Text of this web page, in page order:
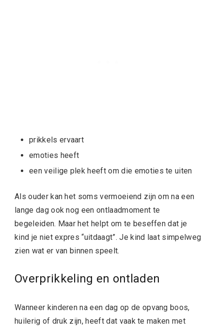
prikkels ervaart
emoties heeft
een veilige plek heeft om die emoties te uiten
Als ouder kan het soms vermoeiend zijn om na een
lange dag ook nog een ontlaadmoment te
begeleiden. Maar het helpt om te beseffen dat je
kind je niet expres “uitdaagt”. Je kind laat simpelweg
zien wat er van binnen speelt.
Overprikkeling en ontladen
Wanneer kinderen na een dag op de opvang boos,
huilerig of druk zijn, heeft dat vaak te maken met